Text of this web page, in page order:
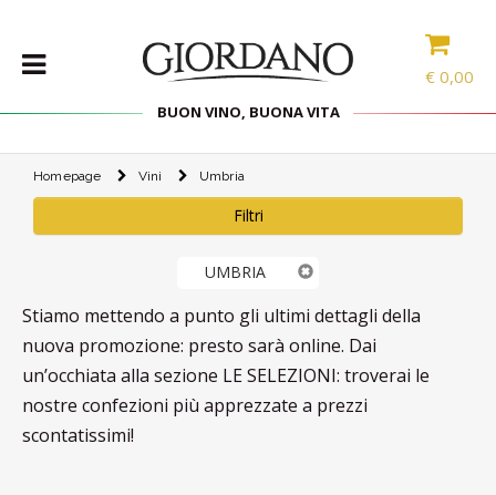
€ 0,00
BUON VINO, BUONA VITA
VINI
INTERNAZIONALE
SPECIALITÀ
CONFEZIONI
SPIRITS
ACCESSORI
Homepage Vini Umbria
Filtri
UMBRIA
Stiamo mettendo a punto gli ultimi dettagli della
nuova promozione: presto sarà online. Dai
un’occhiata alla sezione LE SELEZIONI: troverai le
nostre confezioni più apprezzate a prezzi
scontatissimi!